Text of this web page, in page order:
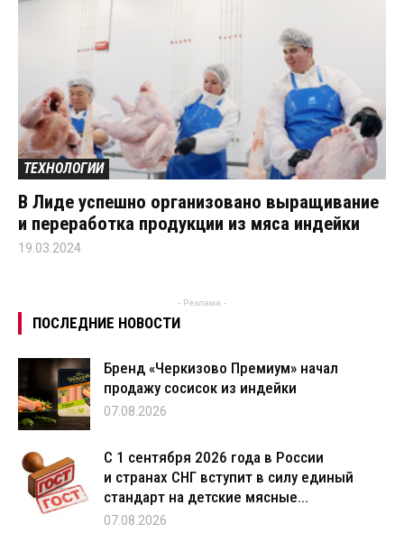
ТЕХНОЛОГИИ
В Лиде успешно организовано выращивание
и переработка продукции из мяса индейки
19.03.2024
- Реклама -
ПОСЛЕДНИЕ НОВОСТИ
Бренд «Черкизово Премиум» начал
продажу сосисок из индейки
07.08.2026
С 1 сентября 2026 года в России
и странах СНГ вступит в силу единый
стандарт на детские мясные...
07.08.2026